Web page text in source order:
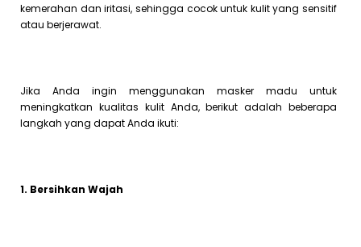
kemerahan dan iritasi, sehingga cocok untuk kulit yang sensitif
atau berjerawat.
Jika Anda ingin menggunakan masker madu untuk
meningkatkan kualitas kulit Anda, berikut adalah beberapa
langkah yang dapat Anda ikuti:
1. Bersihkan Wajah